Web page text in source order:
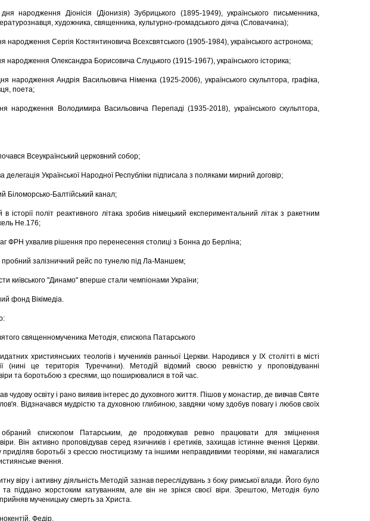
народження Діонісія (Діонизія) Зубрицького (1895-1949), українського письменника,
художника, священника, культурно-громадського діяча (Словаччина);
народження Сергія Костянтиновича Всехсвятського (1905-1984), українського астронома;
народження Олександра Борисовича Слуцького (1915-1967), українського історика;
народження Андрія Васильовича Німенка (1925-2006), українського скульптора, графіка,
поета;
народження Володимира Васильовича Перепаді (1935-2018), українського скульптора,
Всеукраїнський церковний собор;
делегація Української Народної Республіки підписала з поляками мирний договір;
Біломорсько-Балтійський канал;
історії політ реактивного літака зробив німецький експериментальний літак з ракетним
He.176;
ФРН ухвалив рішення про перенесення столиці з Бонна до Берліна;
залізничний рейс по тунелю під Ла-Маншем;
київського "Динамо" вперше стали чемпіонами України;
фонд Вікімедіа.
священномученика Методія, єпископа Патарського
християнських теологів і мучеників ранньої Церкви. Народився у IX столітті в місті
(нині це територія Туреччини). Методій відомий своєю ревністю у проповідуванні
віри та боротьбою з єресями, що поширювалися в той час.
чудову освіту і рано виявив інтерес до духовного життя. Пішов у монастир, де вивчав Святе
Відзначався мудрістю та духовною глибиною, завдяки чому здобув повагу і любов своїх
єпископом Патарським, де продовжував ревно працювати для зміцнення
Він активно проповідував серед язичників і єретиків, захищав істинне вчення Церкви.
приділяв боротьбі з єрессю гностицизму та іншими неправдивими теоріями, які намагалися
вчення.
віру і активну діяльність Методій зазнав переслідувань з боку римської влади. Його було
піддано жорстоким катуванням, але він не зрікся своєї віри. Зрештою, Методія було
прийняв мученицьку смерть за Христа.
Федір.